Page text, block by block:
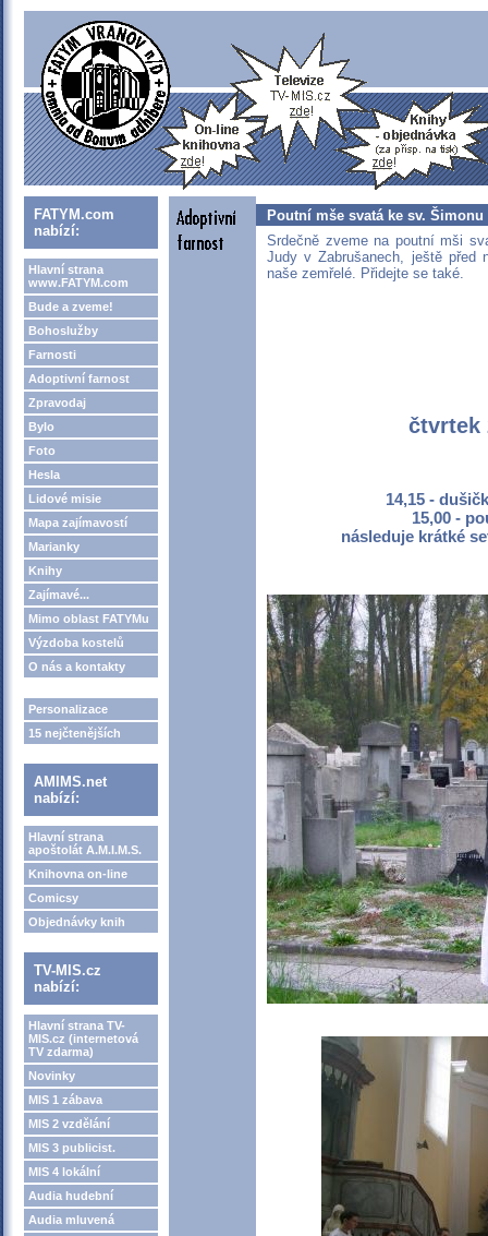
FATYM.com
nabízí:
Hlavní strana
www.FATYM.com
Bude a zveme!
Bohoslužby
Farnosti
Adoptivní farnost
Zpravodaj
Bylo
Foto
Hesla
Lidové misie
Mapa zajímavostí
Marianky
Knihy
Zajímavé...
Mimo oblast FATYMu
Výzdoba kostelů
O nás a kontakty
Personalizace
15 nejčtenějších
AMIMS.net
nabízí:
Hlavní strana
apoštolát A.M.I.M.S.
Knihovna on-line
Comicsy
Objednávky knih
TV-MIS.cz
nabízí:
Hlavní strana TV-
MIS.cz (internetová
TV zdarma)
Novinky
MIS 1 zábava
MIS 2 vzdělání
MIS 3 publicist.
MIS 4 lokální
Audia hudební
Audia mluvená
Poutní mše svatá ke sv.
Srdečně zveme na poutní mši
Judy v Zabrušanech, ještě před
naše zemřelé. Přidejte se také.
čtvrtek
14,15 -
15,00 -
následuje krátké